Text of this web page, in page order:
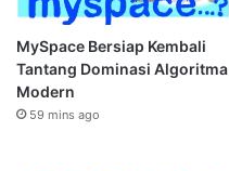
MySpace Bersiap Kembali
Tantang Dominasi Algoritma
Modern
59 mins ago